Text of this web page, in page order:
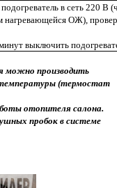
в сеть 220 В
ОЖ),
выключить
можно производить
температуры (термостат
отопителя салона.
пробок в системе